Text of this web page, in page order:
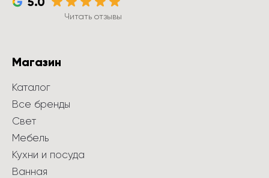
Читать отзывы
Магазин
Каталог
Все бренды
Свет
Мебель
Кухни и посуда
Ванная